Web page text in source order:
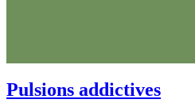
Pulsions addictives